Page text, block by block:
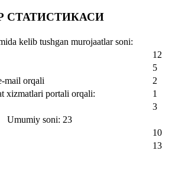
СТАТИСТИКАСИ
kelib tushgan murojaatlar soni:
12
5
mail orqali
2
xizmatlari portali orqali:
1
3
Umumiy soni: 23
10
13